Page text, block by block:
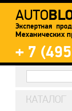
AUTO
Экспертная
Механических
+ 7
КАТАЛОГ